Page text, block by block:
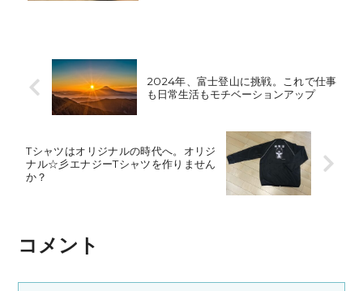
2024年、富士登山に挑戦。これで仕事
も日常生活もモチベーションアップ
Tシャツはオリジナルの時代へ。オリジ
ナル☆彡エナジーTシャツを作りません
か？
コメント